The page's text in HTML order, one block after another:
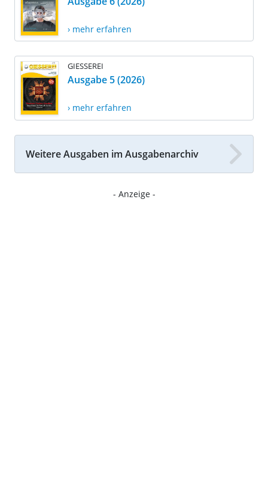
› mehr erfahren
GIESSEREI
Ausgabe 5 (2026)
› mehr erfahren
Weitere Ausgaben im Ausgabenarchiv
- Anzeige -